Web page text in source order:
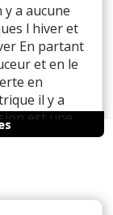
a aucune
l hiver et
En partant
et en le
en
il y a
est une
du moteur